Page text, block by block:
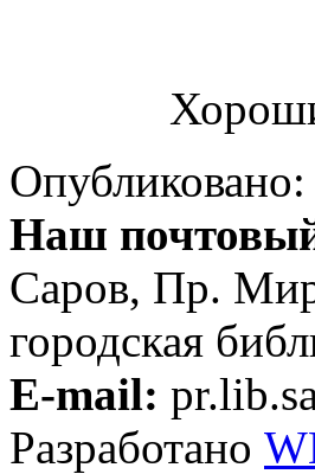
Наш
Саров, Пр.
городская
E-mail:
Разработано